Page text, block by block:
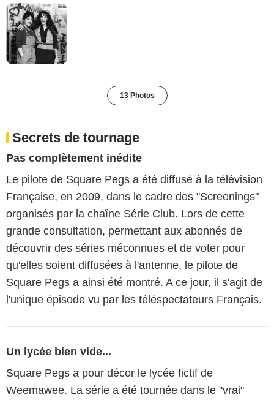
13 Photos
Secrets de tournage
Pas complètement inédite
Le pilote de Square Pegs a été diffusé à la télévision
Française, en 2009, dans le cadre des "Screenings"
organisés par la chaîne Série Club. Lors de cette
grande consultation, permettant aux abonnés de
découvrir des séries méconnues et de voter pour
qu'elles soient diffusées à l'antenne, le pilote de
Square Pegs a ainsi été montré. A ce jour, il s'agit de
l'unique épisode vu par les téléspectateurs Français.
Un lycée bien vide...
Square Pegs a pour décor le lycée fictif de
Weemawee. La série a été tournée dans le "vrai"